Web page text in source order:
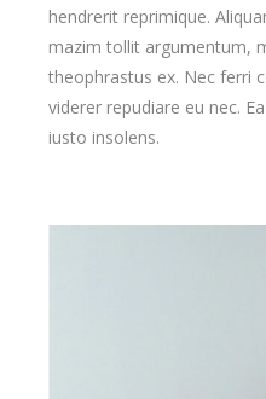
hendrerit reprimique.
mazim tollit argumentum,
theophrastus ex. Nec ferri
viderer repudiare eu nec.
iusto insolens.